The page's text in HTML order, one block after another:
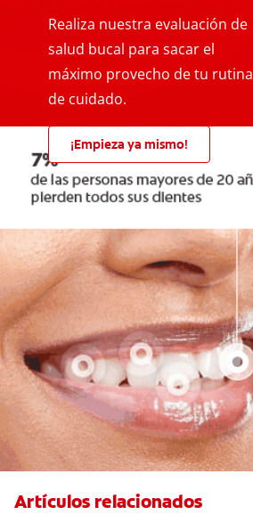
Realiza nuestra evaluación de
salud bucal para sacar el
máximo provecho de tu rutina
de cuidado.
¡Empieza ya mismo!
Artículos relacionados